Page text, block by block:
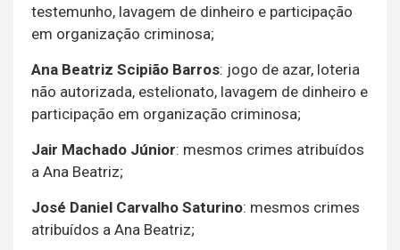
testemunho, lavagem de dinheiro e participação
em organização criminosa;
Ana Beatriz Scipião Barros: jogo de azar, loteria
não autorizada, estelionato, lavagem de dinheiro e
participação em organização criminosa;
Jair Machado Júnior: mesmos crimes atribuídos
a Ana Beatriz;
José Daniel Carvalho Saturino: mesmos crimes
atribuídos a Ana Beatriz;